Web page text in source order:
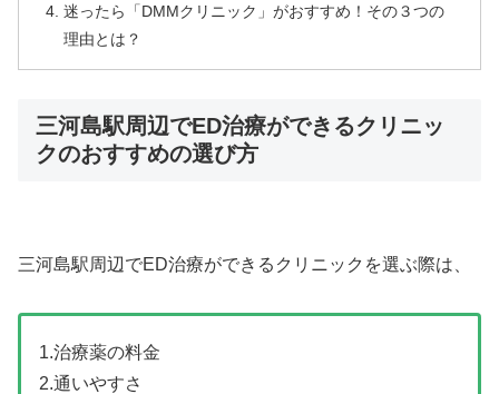
迷ったら「DMMクリニック」がおすすめ！その３つの
理由とは？
三河島駅周辺でED治療ができるクリニッ
クのおすすめの選び方
三河島駅周辺でED治療ができるクリニックを選ぶ際は、
1.治療薬の料金
2.通いやすさ